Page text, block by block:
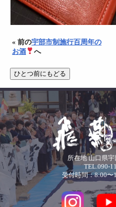
« 前の宇部市制施行百周年の
お酒
へ
所在地 山口県
TEL.090-
受付時間：8:00〜